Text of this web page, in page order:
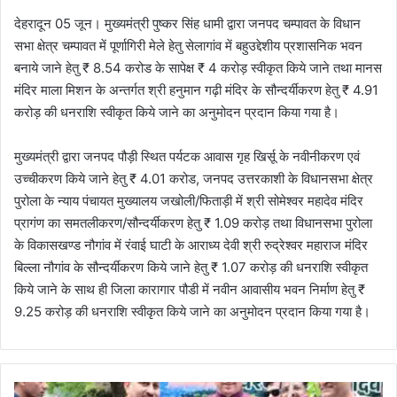
देहरादून 05 जून। मुख्यमंत्री पुष्कर सिंह धामी द्वारा जनपद चम्पावत के विधान
सभा क्षेत्र चम्पावत में पूर्णागिरी मेले हेतु सेलागांव में बहुउद्देशीय प्रशासनिक भवन
बनाये जाने हेतु ₹ 8.54 करोड के सापेक्ष ₹ 4 करोड़ स्वीकृत किये जाने तथा मानस
मंदिर माला मिशन के अन्तर्गत श्री हनुमान गढ़ी मंदिर के सौन्दर्यीकरण हेतु ₹ 4.91
करोड़ की धनराशि स्वीकृत किये जाने का अनुमोदन प्रदान किया गया है।
मुख्यमंत्री द्वारा जनपद पौड़ी स्थित पर्यटक आवास गृह खिर्सू के नवीनीकरण एवं
उच्चीकरण किये जाने हेतु ₹ 4.01 करोड, जनपद उत्तरकाशी के विधानसभा क्षेत्र
पुरोला के न्याय पंचायत मुख्यालय जखोली/फिताड़ी में श्री सोमेश्वर महादेव मंदिर
प्रागंण का समतलीकरण/सौन्दर्यीकरण हेतु ₹ 1.09 करोड़ तथा विधानसभा पुरोला
के विकासखण्ड नौगांव में रंवाई घाटी के आराध्य देवी श्री रुद्रेश्वर महाराज मंदिर
बिल्ला नौगांव के सौन्दर्यीकरण किये जाने हेतु ₹ 1.07 करोड़ की धनराशि स्वीकृत
किये जाने के साथ ही जिला कारागार पौडी में नवीन आवासीय भवन निर्माण हेतु ₹
9.25 करोड़ की धनराशि स्वीकृत किये जाने का अनुमोदन प्रदान किया गया है।
भी